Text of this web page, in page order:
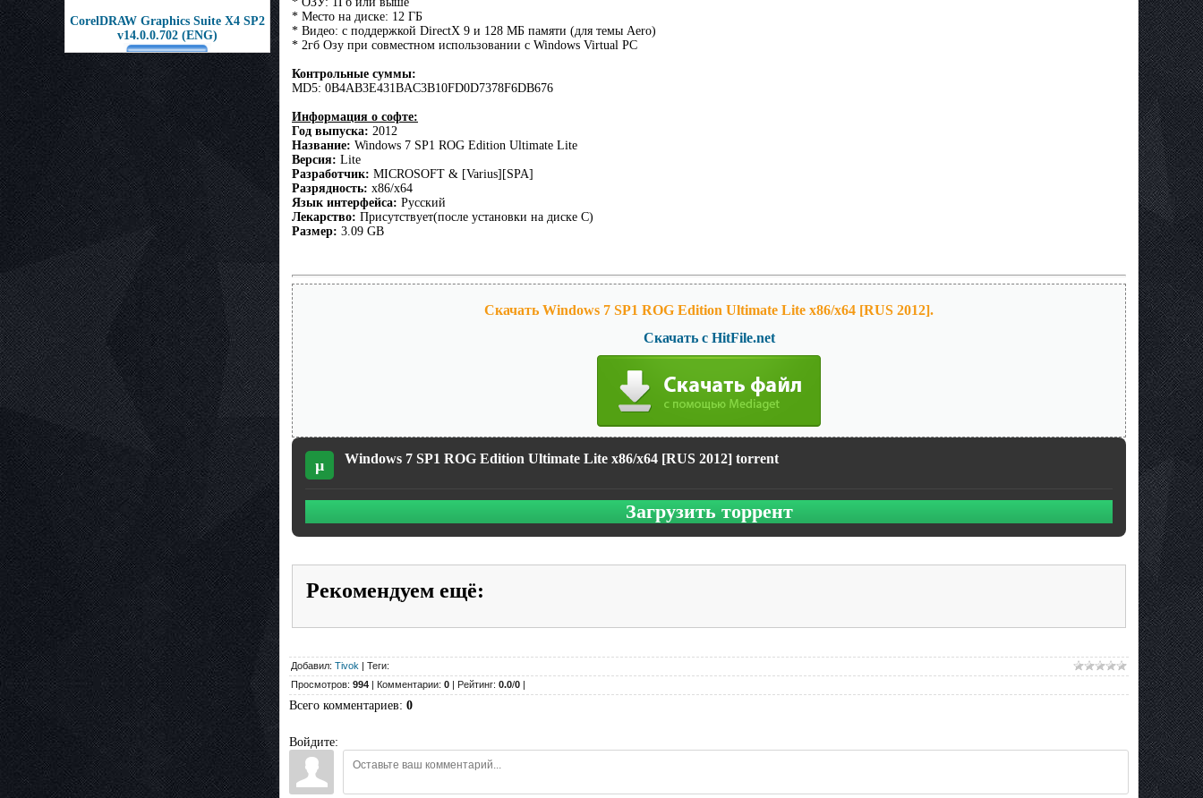
CorelDRAW Graphics Suite X4 SP2
v14.0.0.702 (ENG)
* Место на диске: 12 ГБ
* Видео: с поддержкой DirectX 9 и 128 МБ памяти (для темы Aero)
* 2гб Озу при совместном использовании с Windows Virtual PC
Контрольные суммы:
MD5: 0B4AB3E431BAC3B10FD0D7378F6DB676
Информация о софте:
Год выпуска: 2012
Название: Windows 7 SP1 ROG Edition Ultimate Lite
Версия: Lite
Разработчик: MICROSOFT & [Varius][SPA]
Разрядность: x86/x64
Язык интерфейса: Русский
Лекарство: Присутствует(после установки на диске C)
Размер: 3.09 GB
Скачать Windows 7 SP1 ROG Edition Ultimate Lite x86/x64 [RUS 2012].
Скачать с HitFile.net
µ Windows 7 SP1 ROG Edition Ultimate Lite x86/x64 [RUS 2012] torrent
Загрузить торрент
Рекомендуем ещё:
Добавил: Tivok | Теги:
Просмотров: 994 | Комментарии: 0 | Рейтинг: 0.0/0 |
Всего комментариев: 0
Войдите: